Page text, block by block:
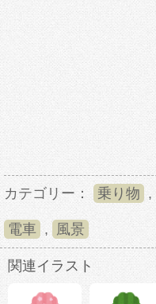
カテゴリー： 乗り物 ,
電車 , 風景
関連イラスト